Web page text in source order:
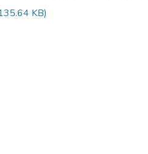
KB)